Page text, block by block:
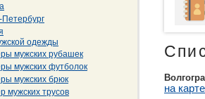
одежды
мужских рубашек
мужских футболок
мужских брюк
мужских трусов
на карте